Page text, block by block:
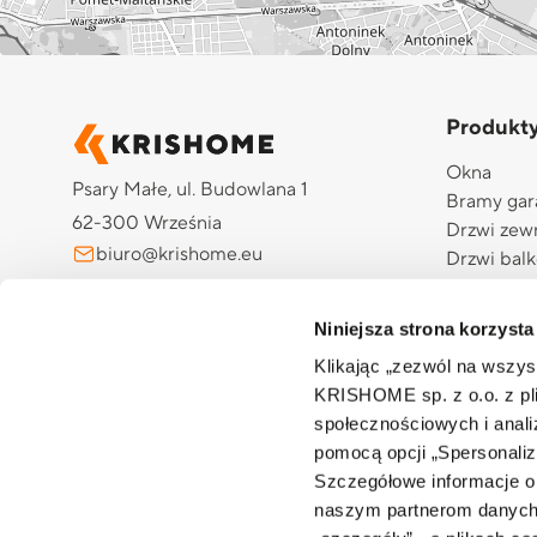
Niniejsza strona
Klikając „zezwól na
KRISHOME sp. z o.o. z
społecznościowych i
pomocą opcji
Szczegółowe informacje
naszym partnerom
Psary Małe, ul. Budowlana 1
62-300 Września
biuro@krishome.eu
Okna
Bramy
Drzwi
Drzwi
Rolety
Żaluzje
Pergole
Screeny
Aplikacja